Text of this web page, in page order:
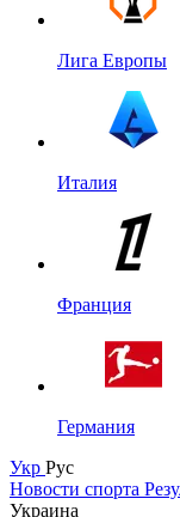
Лига Европы
Италия
Франция
Германия
Укр Рус
Новости спорта
Украина